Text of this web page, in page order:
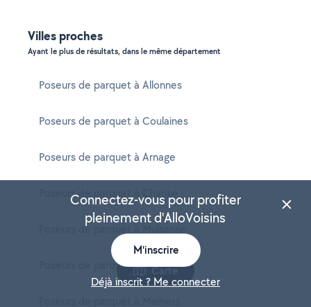
Villes proches
Ayant le plus de résultats, dans le même département
Poseurs de parquet à Allonnes
Poseurs de parquet à Coulaines
Poseurs de parquet à Arnage
Poseurs de parquet à Changé
Poseurs de parquet à Mulsanne
Poseurs de parquet à Écommoy
Carte
Connectez-vous pour profiter
pleinement d'AlloVoisins
M'inscrire
Déjà inscrit ? Me connecter